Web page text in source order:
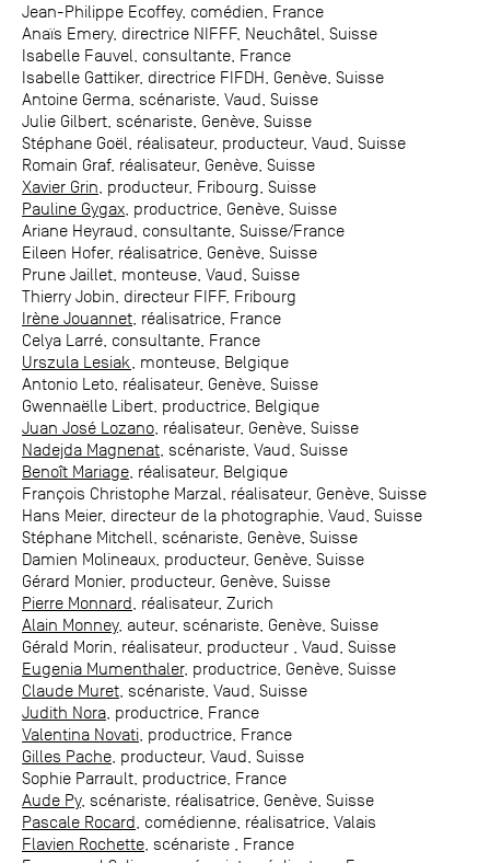
Jean-Philippe Ecoffey, comédien, France
Anaïs Emery, directrice NIFFF, Neuchâtel, Suisse
Isabelle Fauvel, consultante, France
Isabelle Gattiker, directrice FIFDH, Genève, Suisse
Antoine Germa, scénariste, Vaud, Suisse
Julie Gilbert, scénariste, Genève, Suisse
Stéphane Goël, réalisateur, producteur, Vaud, Suisse
Romain Graf, réalisateur, Genève, Suisse
Xavier Grin , producteur, Fribourg, Suisse
Pauline Gygax , productrice, Genève, Suisse
Ariane Heyraud, consultante, Suisse/France
Eileen Hofer, réalisatrice, Genève, Suisse
Prune Jaillet, monteuse, Vaud, Suisse
Thierry Jobin, directeur FIFF, Fribourg
Irène Jouannet , réalisatrice, France
Celya Larré, consultante, France
Urszula Lesiak
, monteuse, Belgique
Antonio Leto, réalisateur, Genève, Suisse
Gwennaëlle Libert, productrice, Belgique
Juan José Lozano , réalisateur, Genève, Suisse
Nadejda Magnenat , scénariste, Vaud, Suisse
Benoît Mariage , réalisateur, Belgique
François Christophe Marzal, réalisateur, Genève, Suisse
Hans Meier, directeur de la photographie, Vaud, Suisse
Stéphane Mitchell, scénariste, Genève, Suisse
Damien Molineaux, producteur, Genève, Suisse
Gérard Monier, producteur, Genève, Suisse
Pierre Monnard , réalisateur, Zurich
Alain Monney, auteur, scénariste, Genève, Suisse
Gérald Morin, réalisateur, producteur , Vaud, Suisse
Eugenia Mumenthaler, productrice, Genève, Suisse
Claude Muret , scénariste, Vaud, Suisse
Judith Nora , productrice, France
Valentina Novati , productrice, France
Gilles Pache , producteur, Vaud, Suisse
Sophie Parrault, productrice, France
Aude Py, scénariste, réalisatrice, Genève, Suisse
Pascale Rocard , comédienne, réalisatrice, Valais
Flavien Rochette , scénariste , France